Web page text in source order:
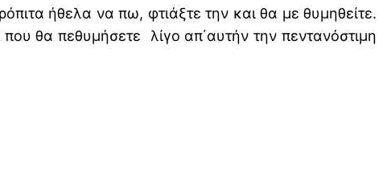
ήθελα να πω, φτιάξτε την και θα με θυμηθείτε.
θα πεθυμήσετε λίγο απ΄αυτήν την πεντανόστιμη